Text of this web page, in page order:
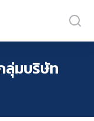
ลุ่มบริษัท